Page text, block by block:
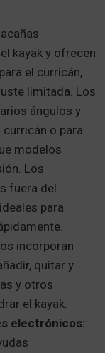
kayak y ofrecen
el curricán,
limitada. Los
ángulos y
o para
modelos
Los
fuera del
para
incorporan
quitar y
y otros
el kayak.
electrónicos: